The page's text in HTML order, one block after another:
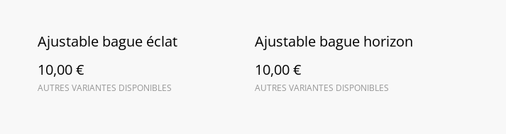
Ajustable bague éclat
10,00 €
AUTRES VARIANTES DISPONIBLES
Ajustable bague horizon
10,00 €
AUTRES VARIANTES DISPONIBLES